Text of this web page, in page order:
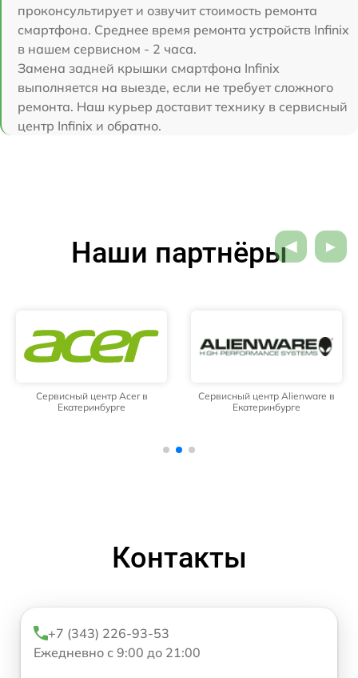
проконсультирует и озвучит стоимость ремонта
смартфона. Среднее время ремонта устройств Infinix
в нашем сервисном - 2 часа.
Замена задней крышки смартфона Infinix
выполняется на выезде, если не требует сложного
ремонта. Наш курьер доставит технику в сервисный
центр Infinix и обратно.
Наши партнёры
Сервисный центр Acer в
Екатеринбурге
Сервисный центр Alienware в
Екатеринбурге
Контакты
+7 (343) 226-93-53
Ежедневно с 9:00 до 21:00